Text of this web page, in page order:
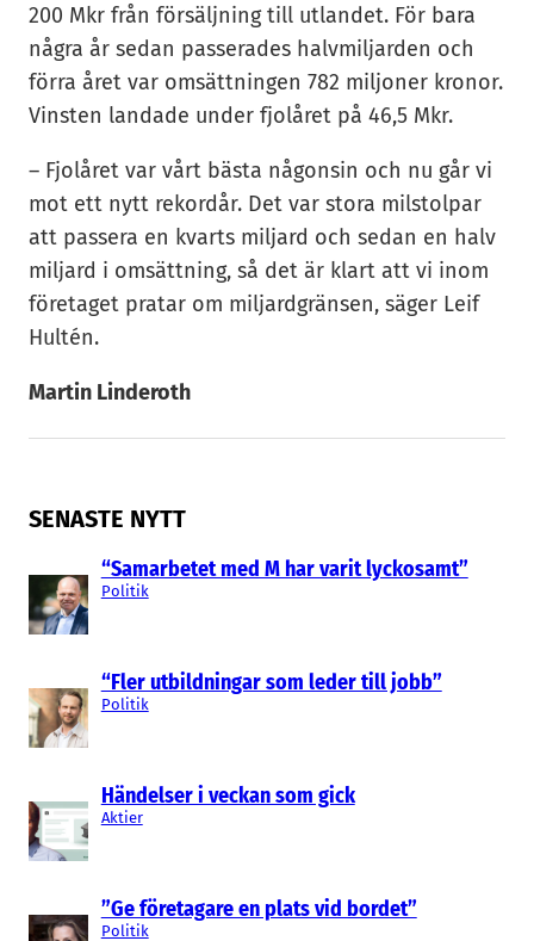
SENASTE NYTT
“Samarbetet med M har varit lyckosamt”
Politik
“Fler utbildningar som leder till jobb”
Politik
Händelser i veckan som gick
Aktier
”Ge företagare en plats vid bordet”
Politik
200 Mkr från försäljning till utlandet. För bara
några år sedan passerades halvmiljarden och
förra året var omsättningen 782 miljoner kronor.
Vinsten landade under fjolåret på 46,5 Mkr.
– Fjolåret var vårt bästa någonsin och nu går vi
mot ett nytt rekordår. Det var stora milstolpar
att passera en kvarts miljard och sedan en halv
miljard i omsättning, så det är klart att vi inom
företaget pratar om miljardgränsen, säger Leif
Hultén.
Martin Linderoth